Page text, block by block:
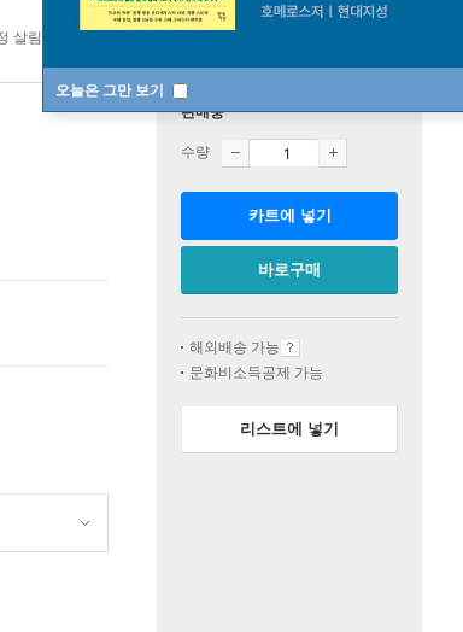
오늘은 그만 보기
살림 top100 2주
판매중
수량
카트에 넣기
바로구매
해외배송 가능
문화비소득공제 가능
리스트에 넣기